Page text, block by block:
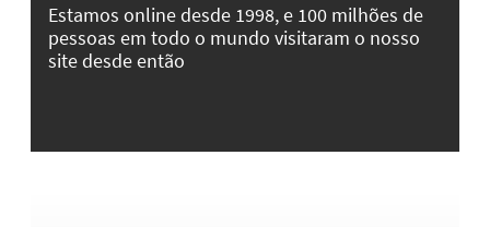
Estamos online desde 1998, e 100 milhões de
pessoas em todo o mundo visitaram o nosso
site desde então